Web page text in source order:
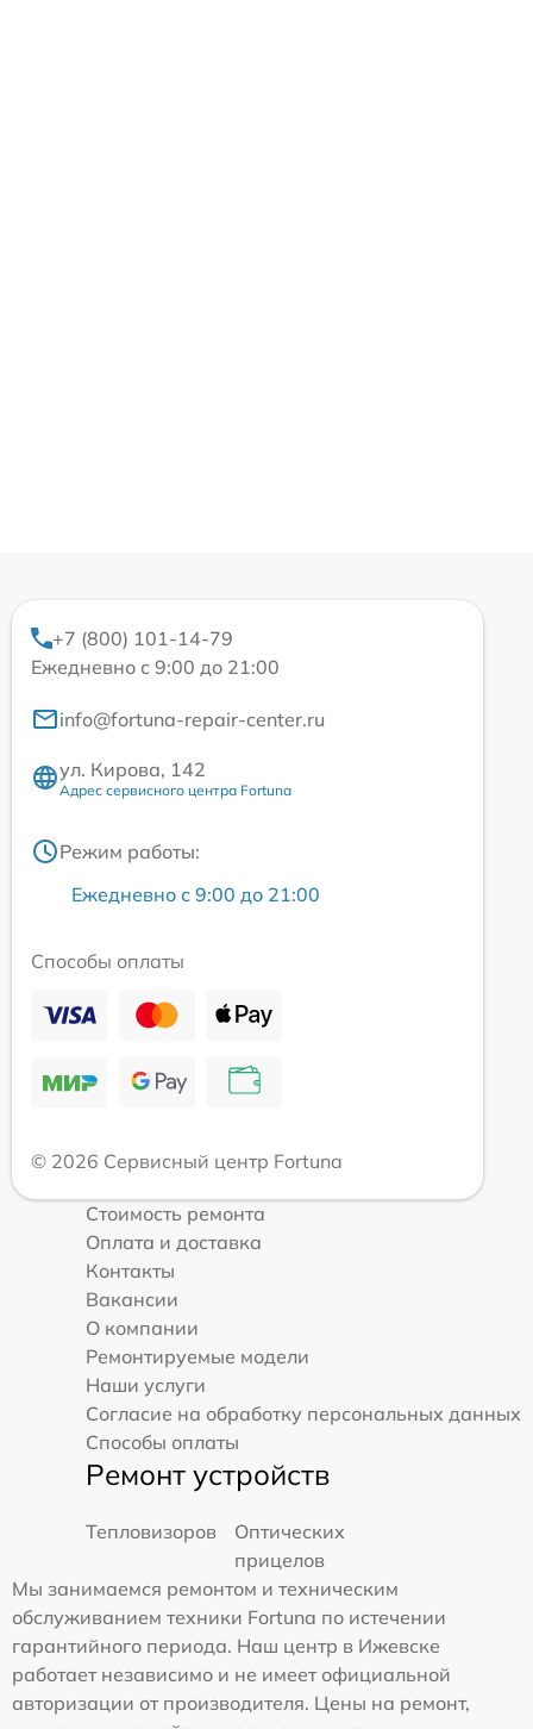
+7 (800) 101-14-79
Ежедневно с 9:00 до 21:00
info@fortuna-repair-center.ru
ул. Кирова, 142
Адрес сервисного центра Fortuna
Режим работы:
Ежедневно с 9:00 до 21:00
Способы оплаты
© 2026 Сервисный центр Fortuna
Стоимость ремонта
Оплата и доставка
Контакты
Вакансии
О компании
Ремонтируемые модели
Наши услуги
Согласие на обработку персональных данных
Способы оплаты
Ремонт устройств
Тепловизоров
Оптических
прицелов
Мы занимаемся ремонтом и техническим
обслуживанием техники Fortuna по истечении
гарантийного периода. Наш центр в Ижевске
работает независимо и не имеет официальной
авторизации от производителя. Цены на ремонт,